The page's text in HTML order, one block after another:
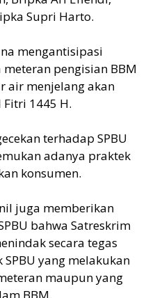
Supri Harto.
mengantisipasi
pengisian BBM
air menjelang akan
1445 H.
terhadap SPBU
adanya praktek
konsumen.
juga memberikan
bahwa Satreskrim
secara tegas
yang melakukan
maupun yang
BBM.